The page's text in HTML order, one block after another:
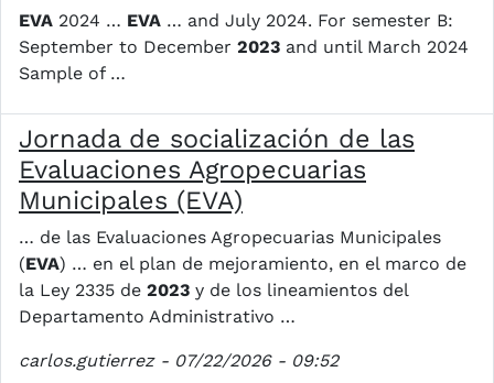
EVA 2024 … EVA … and July 2024. For semester B:
September to December 2023 and until March 2024
Sample of …
Jornada de socialización de las
Evaluaciones Agropecuarias
Municipales (EVA)
… de las Evaluaciones Agropecuarias Municipales
(EVA) … en el plan de mejoramiento, en el marco de
la Ley 2335 de 2023 y de los lineamientos del
Departamento Administrativo …
carlos.gutierrez - 07/22/2026 - 09:52